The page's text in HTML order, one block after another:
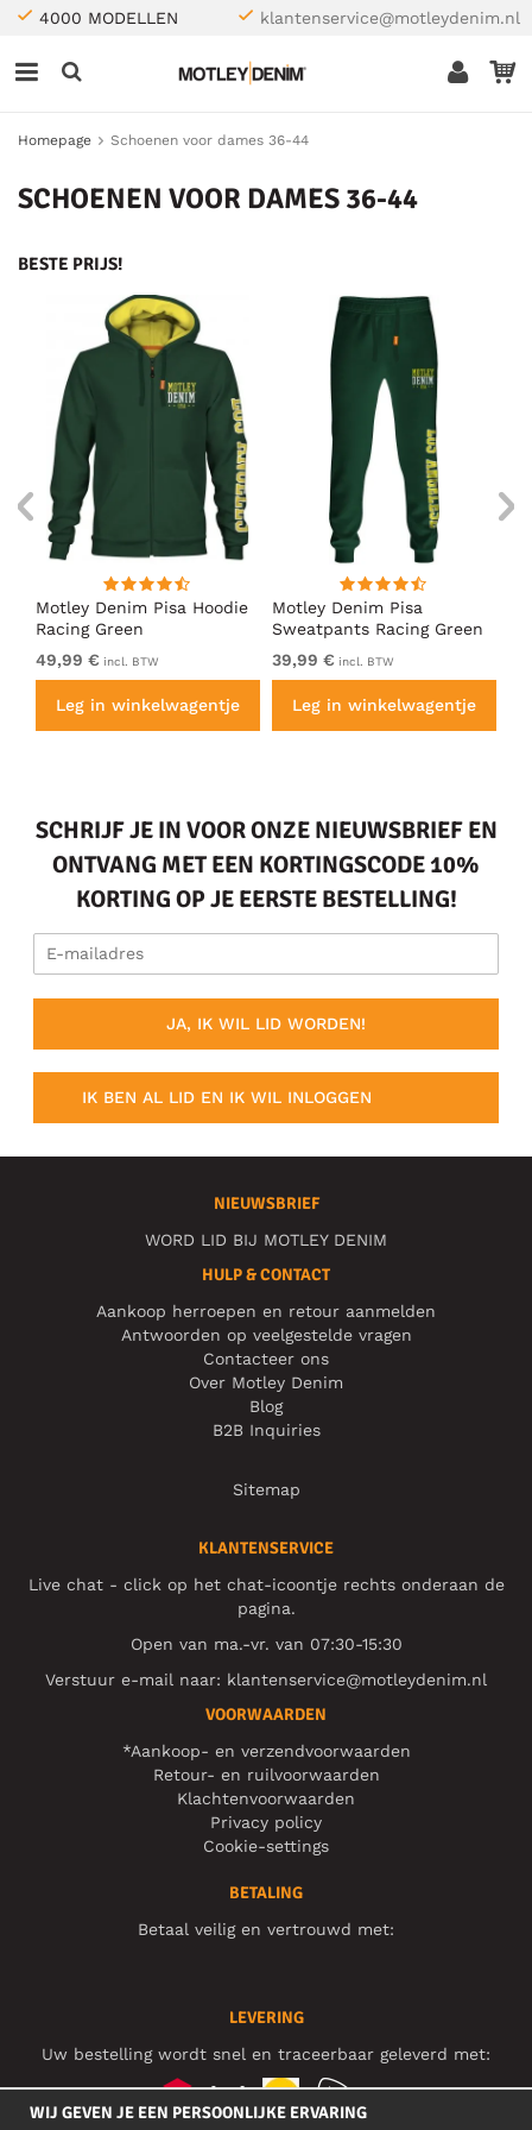
4000 MODELLEN klantenservice@motleydenim.nl
Homepage Schoenen voor dames 36-44
SCHOENEN VOOR DAMES 36-44
BESTE PRIJS!
Motley Denim Pisa Hoodie
Racing Green
49,99 € incl. BTW
Leg in winkelwagentje
Motley Denim Pisa
Sweatpants Racing Green
39,99 € incl. BTW
Leg in winkelwagentje
SCHRIJF JE IN VOOR ONZE NIEUWSBRIEF EN
ONTVANG MET EEN KORTINGSCODE 10%
KORTING OP JE EERSTE BESTELLING!
JA, IK WIL LID WORDEN!
IK BEN AL LID EN IK WIL INLOGGEN
NIEUWSBRIEF
WORD LID BIJ MOTLEY DENIM
HULP & CONTACT
Aankoop herroepen en retour aanmelden
Antwoorden op veelgestelde vragen
Contacteer ons
Over Motley Denim
Blog
B2B Inquiries
Sitemap
KLANTENSERVICE
Live chat - click op het chat-icoontje rechts onderaan de
pagina.
Open van ma.-vr. van 07:30-15:30
Verstuur e-mail naar: klantenservice@motleydenim.nl
VOORWAARDEN
*Aankoop- en verzendvoorwaarden
Retour- en ruilvoorwaarden
Klachtenvoorwaarden
Privacy policy
Cookie-settings
BETALING
Betaal veilig en vertrouwd met:
LEVERING
Uw bestelling wordt snel en traceerbaar geleverd met:
WIJ GEVEN JE EEN PERSOONLIJKE ERVARING